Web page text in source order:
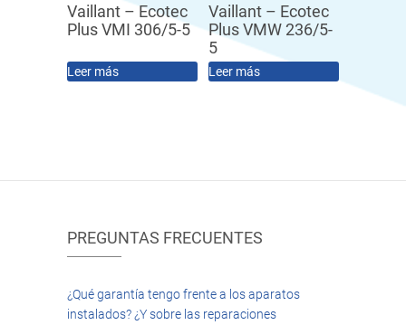
Vaillant – Ecotec
Plus VMI 306/5-5
Leer más
Vaillant – Ecotec
Plus VMW 236/5-
5
Leer más
PREGUNTAS FRECUENTES
¿Qué garantía tengo frente a los aparatos
instalados? ¿Y sobre las reparaciones